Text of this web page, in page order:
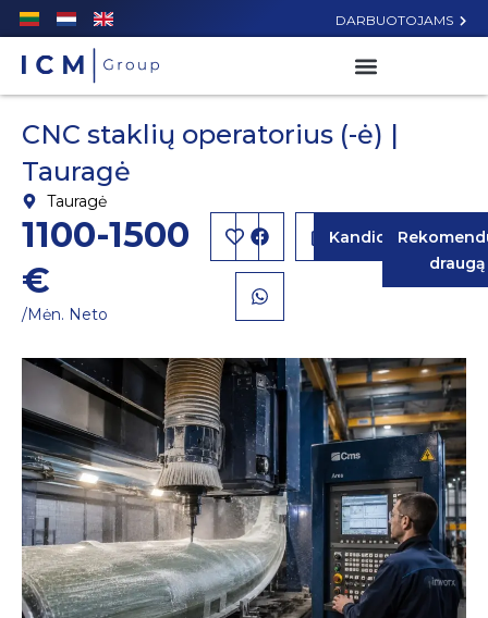
DARBUOTOJAMS
CNC staklių operatorius (-ė) |
Tauragė
Tauragė
1100-1500
€
/Mėn. Neto
Kandidatuoti
draugą